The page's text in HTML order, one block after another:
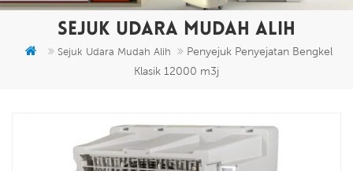
SEJUK UDARA MUDAH ALIH
Sejuk Udara Mudah Alih
Penyejuk Penyejatan Bengkel
Klasik 12000 m3j